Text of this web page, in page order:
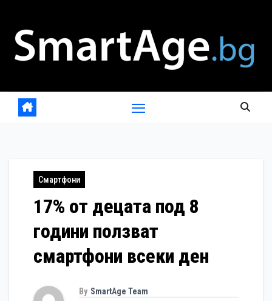
content
Смартфони
17% от децата под 8
години ползват
смартфони всеки ден
By SmartAge Team